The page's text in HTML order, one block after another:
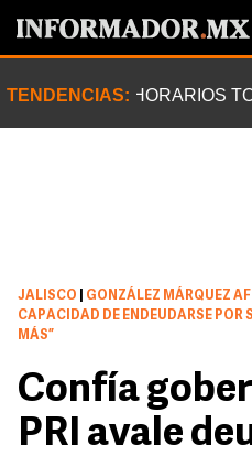
TENDENCIAS: HORARIOS
JALISCO
GONZÁLEZ MÁRQUEZ
CAPACIDAD DE ENDEUDARSE POR
MÁS”
Confía
PRI avale